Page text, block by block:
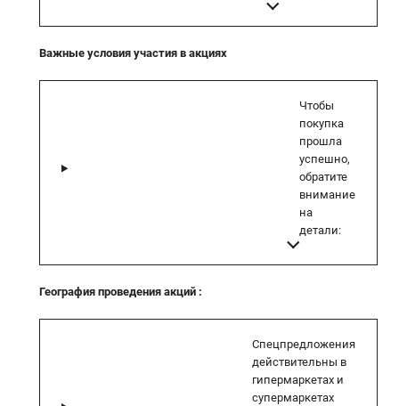
Важные условия участия в акциях
Чтобы
покупка
прошла
успешно,
обратите
внимание
на
детали:
География проведения акций :
Спецпредложения
действительны в
гипермаркетах и
супермаркетах